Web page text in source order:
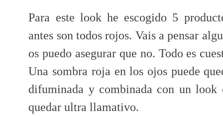
Para este look he escogido 5
antes son todos rojos. Vais a pensar
os puedo asegurar que no. Todo es
Una sombra roja en los ojos puede
difuminada y combinada con un look
quedar ultra llamativo.